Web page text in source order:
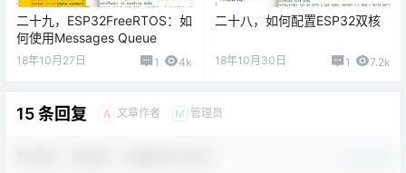
二十九，ESP32FreeRTOS：如
何使用Messages Queue
18年10月27日 1 4k
二十八，如何配置ESP32双核
18年10月30日 1 7.2k
15 条回复 A 文章作者 M 管理员